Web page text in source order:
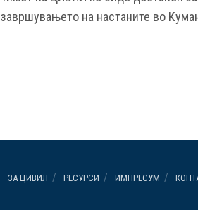
завршувањето на настаните во
ЗА ЦИВИЛ РЕСУРСИ ИМПРЕСУМ